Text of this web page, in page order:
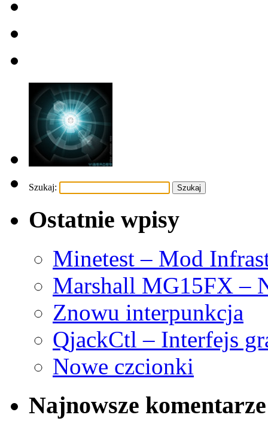
Szukaj:
Ostatnie wpisy
Minetest – Mod
Marshall MG15FX –
Znowu interpunkcja
QjackCtl – Interfejs
Nowe czcionki
Najnowsze komentarze